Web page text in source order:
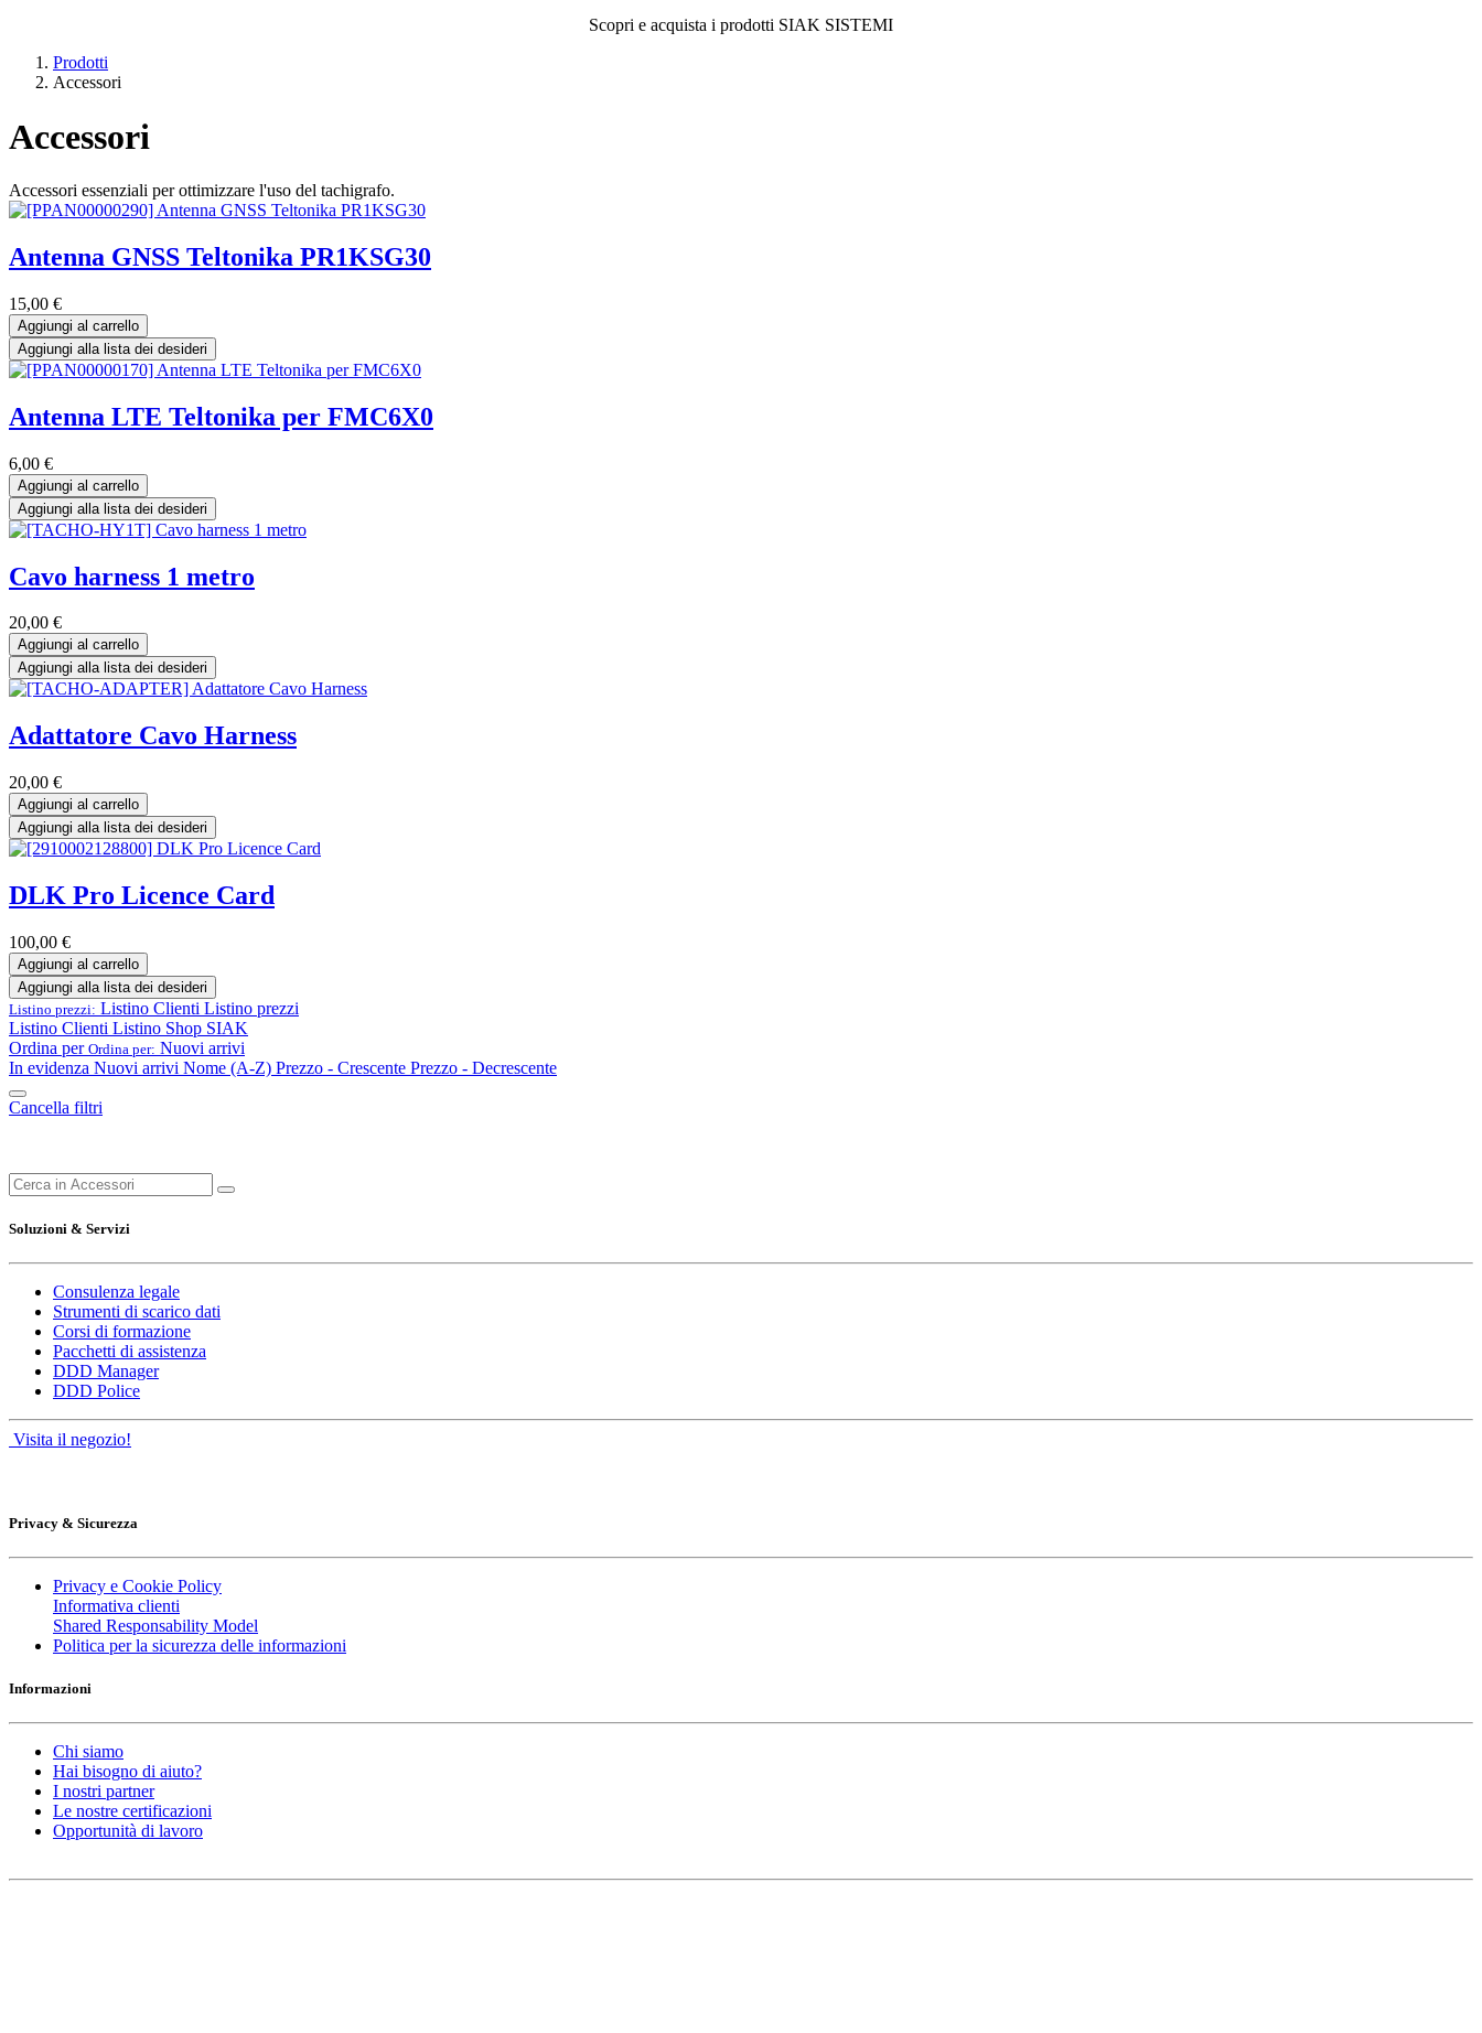
Scopri e acquista i prodotti SIAK SISTEMI
Prodotti
Accessori
Accessori
Accessori essenziali per ottimizzare l'uso del tachigrafo.
Antenna GNSS Teltonika PR1KSG30
15,00 €
Aggiungi al carrello
Aggiungi alla lista dei desideri
Antenna LTE Teltonika per FMC6X0
6,00 €
Aggiungi al carrello
Aggiungi alla lista dei desideri
Cavo harness 1 metro
20,00 €
Aggiungi al carrello
Aggiungi alla lista dei desideri
Adattatore Cavo Harness
20,00 €
Aggiungi al carrello
Aggiungi alla lista dei desideri
DLK Pro Licence Card
100,00 €
Aggiungi al carrello
Aggiungi alla lista dei desideri
Listino prezzi: Listino Clienti Listino prezzi
Listino Clienti Listino Shop SIAK
Ordina per Ordina per: Nuovi arrivi
In evidenza Nuovi arrivi Nome (A-Z) Prezzo - Crescente Prezzo - Decrescente
Cancella filtri
Soluzioni & Servizi
Consulenza legale
Strumenti di scarico dati
Corsi di formazione
Pacchetti di assistenza
DDD Manager
DDD Police
Visita il negozio!
Privacy & Sicurezza
Privacy e Cookie Policy
Informativa clienti
Shared Responsability Model
Politica per la sicurezza delle informazioni
Informazioni
Chi siamo
Hai bisogno di aiuto?
I nostri partner
Le nostre certificazioni
Opportunità di lavoro